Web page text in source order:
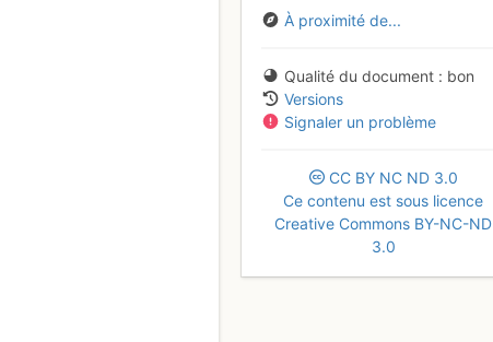
À proximité de...
Qualité du document
bon
Versions
Signaler un problème
CC BY NC ND 3.0
Ce contenu est sous licence
Creative Commons BY-NC-ND
3.0